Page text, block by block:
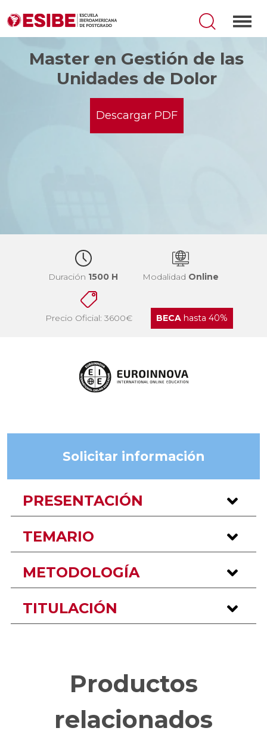
Master en Gestión de las
Unidades de Dolor
Descargar PDF
Duración 1500 H Modalidad Online
Precio Oficial: 3600€ BECAhasta 40%
Solicitar información
PRESENTACIÓN
TEMARIO
METODOLOGÍA
TITULACIÓN
Productos
relacionados